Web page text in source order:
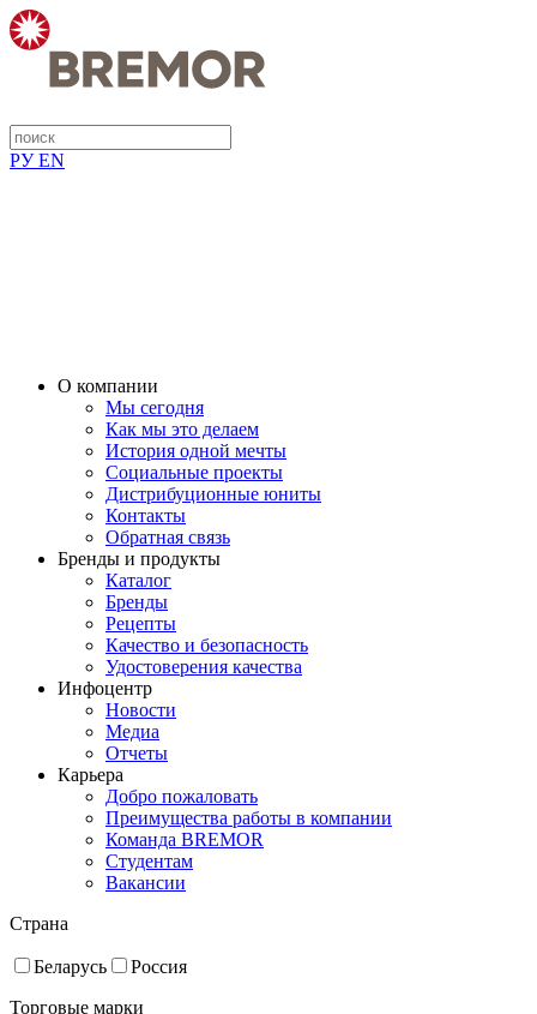
РУ EN
О компании
Мы сегодня
Как мы это делаем
История одной мечты
Социальные проекты
Дистрибуционные юниты
Контакты
Обратная связь
Бренды и продукты
Каталог
Бренды
Рецепты
Качество и безопасность
Удостоверения качества
Инфоцентр
Новости
Медиа
Отчеты
Карьера
Добро пожаловать
Преимущества работы в компании
Команда BREMOR
Студентам
Вакансии
Страна
Беларусь
Россия
Торговые марки